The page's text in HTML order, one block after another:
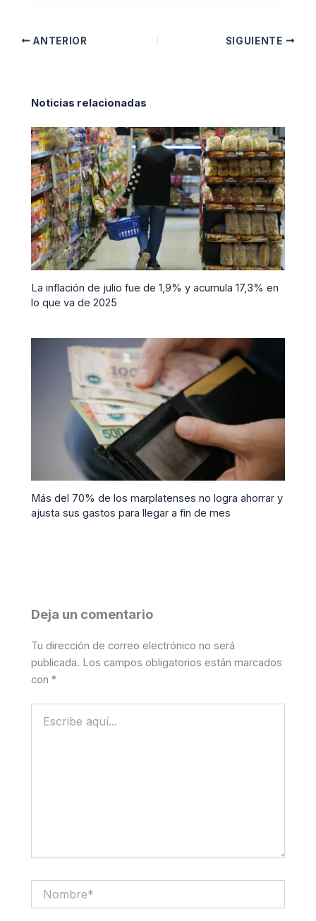
ANTERIOR SIGUIENTE
Noticias relacionadas
La inflación de julio fue de 1,9% y acumula 17,3% en
lo que va de 2025
Más del 70% de los marplatenses no logra ahorrar y
ajusta sus gastos para llegar a fin de mes
Deja un comentario
Tu dirección de correo electrónico no será
publicada. Los campos obligatorios están marcados
con*
aquí...